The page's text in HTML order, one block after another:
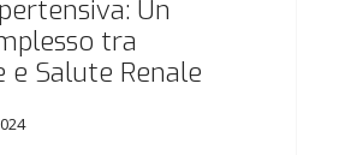
Un
tra
e Salute Renale